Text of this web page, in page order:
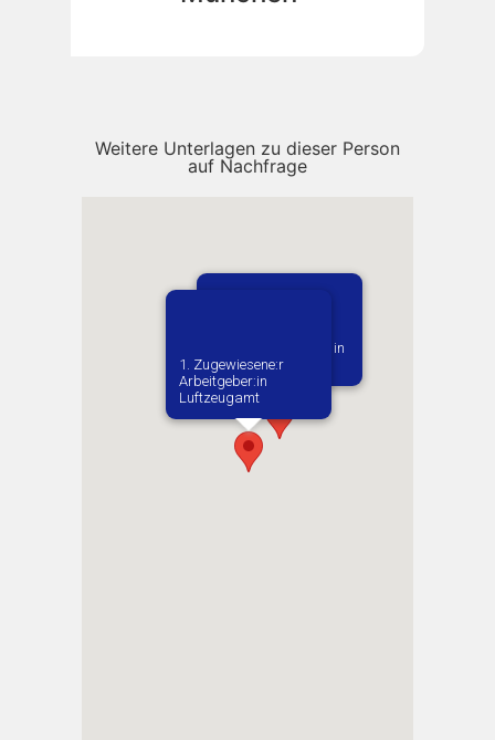
Weitere Unterlagen zu dieser Person
auf Nachfrage
Vermutlich geboren in
Praha
1. Zugewiesene:r
Arbeitgeber:in​
Luftzeugamt